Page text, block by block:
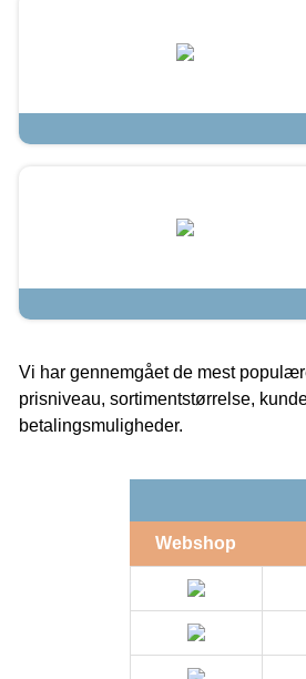
Vi har gennemgået de mest
prisniveau, sortimentstørrelse,
betalingsmuligheder.
Webshop